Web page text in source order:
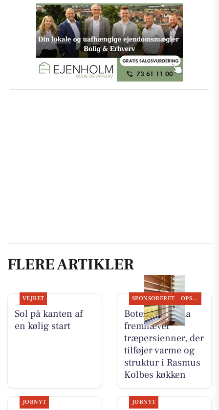
FLERE ARTIKLER
VEJRET
Sol på kanten af
en kølig start
SPONSORERET OPSLAGSTAVLEN
Botex Aabenraa
fremhæver
træpersienner, der
tilføjer varme og
struktur i Rasmus
Kolbes køkken
JOBNYT JOBNYT